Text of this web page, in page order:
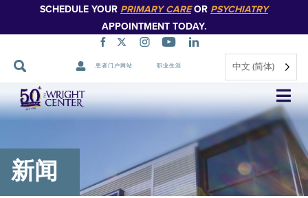
SCHEDULE YOUR PRIMARY CAREOR PSYCHIATRY
APPOINTMENT TODAY.
患者门户网站 职业生涯 中文 (简体)
跳
过
导
新闻